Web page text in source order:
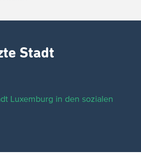
Stadt
Luxemburg in den sozialen